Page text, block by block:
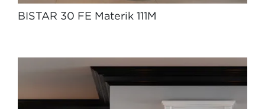
BISTAR 30 FE Materik 111M